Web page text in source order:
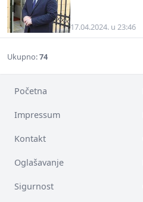
17.04.2024. u 23:46
Ukupno:74
Početna
Impressum
Kontakt
Oglašavanje
Sigurnost